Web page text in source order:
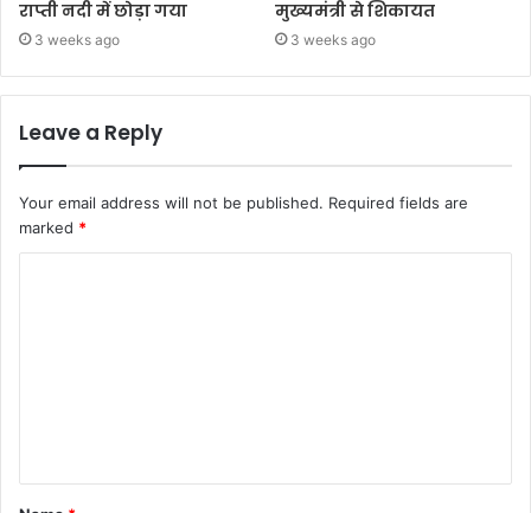
राप्ती नदी में छोड़ा गया
3 weeks ago
मुख्यमंत्री से शिकायत
3 weeks ago
Leave a Reply
Your email address will not be published. Required fields are
marked *